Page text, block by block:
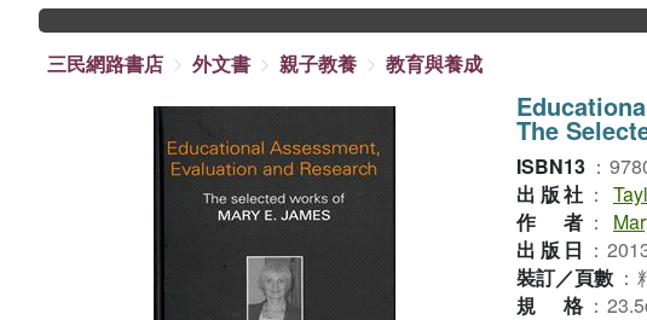
三民網路書店
外文書 親子教養 教育與養成
The
ISBN13 ：
出版社 ：
作者 ：
出版日 ：
裝訂／頁數 ：
規格 ：